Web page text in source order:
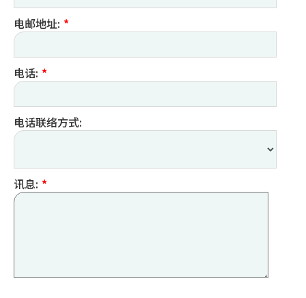
电邮地址: *
电话: *
电话联络方式:
讯息: *